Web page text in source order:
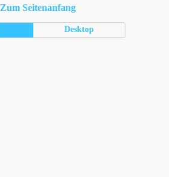
Zum Seitenanfang
Desktop